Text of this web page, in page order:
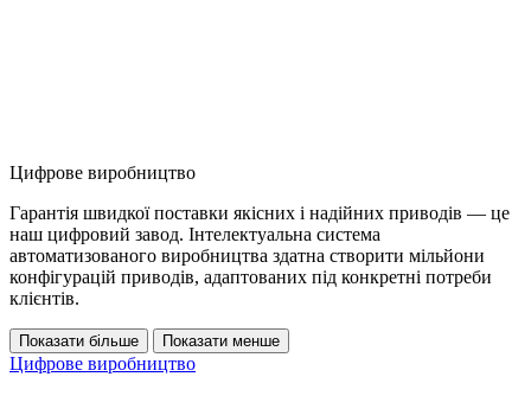
Цифрове виробництво
Гарантія швидкої поставки якісних і надійних приводів — це
наш цифровий завод. Інтелектуальна система
автоматизованого виробництва здатна створити мільйони
конфігурацій приводів, адаптованих під конкретні потреби
клієнтів.
Показати більше Показати менше
Цифрове виробництво